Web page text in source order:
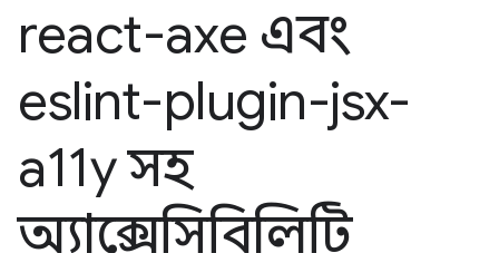
react-axe এবং
eslint-plugin-jsx-
a11y সহ
অ্যাক্সেসিবিলিটি